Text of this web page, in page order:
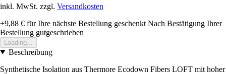
inkl. MwSt. zzgl. Versandkosten
+9,88 € für Ihre nächste Bestellung geschenkt Nach Bestätigung Ihrer
Bestellung gutgeschrieben
Loading...
Beschreibung
Synthetische Isolation aus Thermore Ecodown Fibers LOFT mit hoher